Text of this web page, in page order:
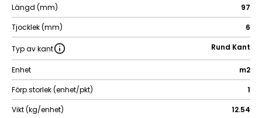
Längd (mm)
97
Tjocklek (mm)
6
Typ av kant Rund Kant
Enhet
m2
Förp.storlek (enhet/pkt)
1
Vikt (kg/enhet)
12.54